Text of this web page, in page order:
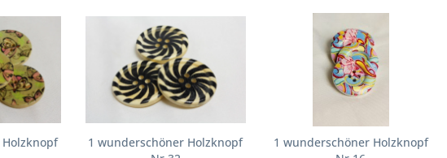
1 wunderschöner Holzknopf
1 wunderschöner Holzknopf